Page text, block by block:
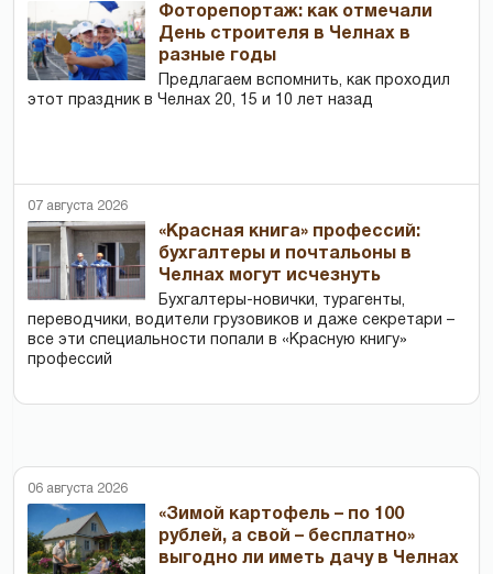
Фоторепортаж: как отмечали
День строителя в Челнах в
разные годы
Предлагаем вспомнить, как проходил
этот праздник в Челнах 20, 15 и 10 лет назад
07 августа 2026
«Красная книга» профессий:
бухгалтеры и почтальоны в
Челнах могут исчезнуть
Бухгалтеры-новички, тур­агенты,
переводчики, водители грузовиков и даже секретари –
все эти специальности попали в «Красную книгу»
профессий
06 августа 2026
«Зимой картофель – по 100
рублей, а свой – бесплатно»
выгодно ли иметь дачу в Челнах